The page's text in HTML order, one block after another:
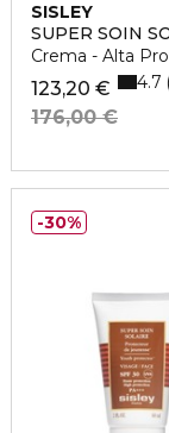
SISLEY
SUPER SOIN
Crema - Alta
123,20 €
176,00 €
4.7
30%